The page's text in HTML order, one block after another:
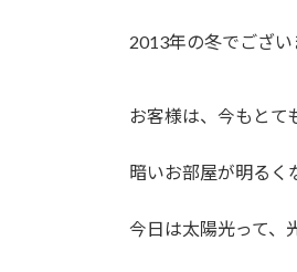
2013年の冬でござい
お客様は、今もとて
暗いお部屋が明るく
今日は太陽光って